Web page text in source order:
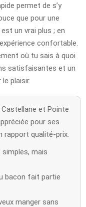
permet de s’y
que pour une
un vrai plus ; en
confortable.
où tu sais à quoi
satisfaisantes et un
plaisir.
Castellane et Pointe
pour ses
qualité-prix.
mais
bacon fait partie
manger sans